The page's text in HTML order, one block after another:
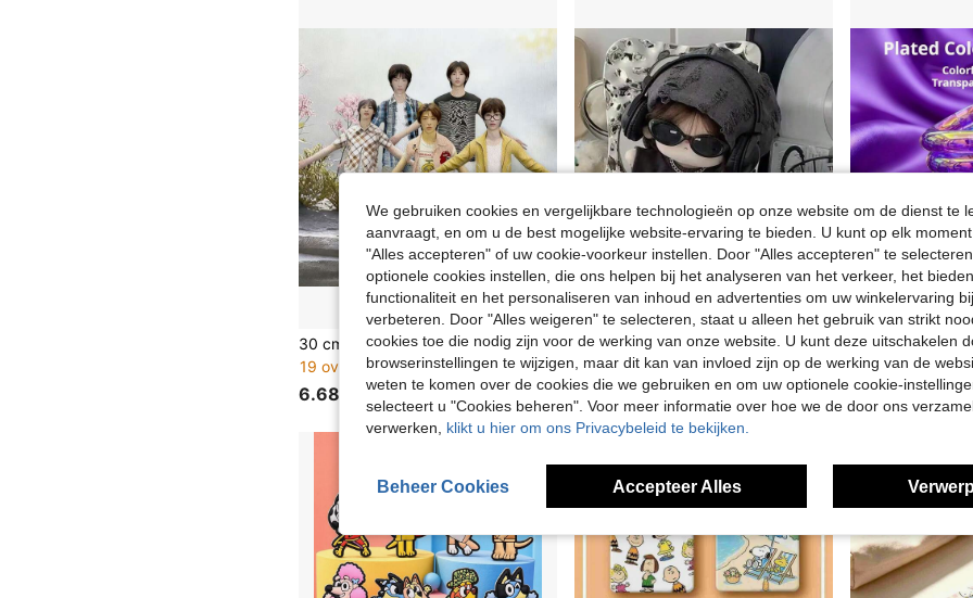
30 cm nieuw CORTI Gold Sponsor Serie 5 Abstract K-Pop Boyband beeldje, beweegbaar draadframe skelet met beweegbare armen en benen, decoratief knutselwerk, geschikt voor feestjes, verjaardagscadeaus en presentjes.
19 over
6.68€
10cm/20cm Poppenkleding Collectie, Hip Hop Mode Stijl Outfit Sets, Poppenkleding voor Verkleedpartijtjes, Schattige Spullen, Kleding voor Knuffeldieren en Pluche, Feestcadeautjes, Verjaardagscadeaus (Pop Niet Inbegrepen)
4.22€
27 over
3.51€
We gebruiken cookies en vergelijkbare technologieën op onze website om de dienst te
aanvraagt, en om u de best mogelijke website-ervaring te bieden. U kunt op elk moment
"Alles accepteren" of uw cookie-voorkeur instellen. Door "Alles accepteren" te
optionele cookies instellen, die ons helpen bij het analyseren van het verkeer, het
functionaliteit en het personaliseren van inhoud en advertenties om uw winkelervaring
verbeteren. Door "Alles weigeren" te selecteren, staat u alleen het gebruik van strikt
cookies toe die nodig zijn voor de werking van onze website. U kunt deze uitschakelen
browserinstellingen te wijzigen, maar dit kan van invloed zijn op de werking van de
weten te komen over de cookies die we gebruiken en om uw optionele cookie-
selecteert u "Cookies beheren". Voor meer informatie over hoe we de door ons
verwerken, klikt u hier om ons Privacybeleid te bekijken.
Beheer Cookies Accepteer Alles